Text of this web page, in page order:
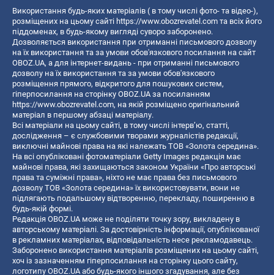
Використання будь-яких матеріалів ( в тому числі фото- та відео-),
розміщених на цьому сайті https://www.obozrevatel.com та всіх його
піддоменах, в будь-якому вигляді суворо заборонено.
Дозволяється використання при отриманні письмового дозволу
на їх використання та за умови обов'язкового посилання на сайт
OBOZ.UA, а для інтернет-видань - при отриманні письмового
дозволу на їх використання та за умови обов'язкового
розміщення прямого, відкритого для пошукових систем,
гіперпосилання на сторінку OBOZ.UA за посиланням
https://www.obozrevatel.com, на якій розміщено оригінальний
матеріал в першому абзаці матеріалу.
Всі матеріали на цьому сайті, в тому числі інтерв’ю, статті,
дослідження – є службовими творами журналістів редакції,
виключні майнові права на які належать ТОВ «Золота середина».
На всі опубліковані фотоматеріали Getty Images редакція має
майнові права, які захищаються законом України «Про авторські
права та суміжні права», ніхто не має права без письмового
дозволу ТОВ «Золота середина» їх використовувати, вони не
підлягають подальшому відтворенню, перекладу, поширенню в
будь-якій формі.
Редакція OBOZ.UA може не поділяти точку зору, викладену в
авторському матеріалі. За достовірність інформації, опублікованої
в рекламних матеріалах, відповідальність несе рекламодавець.
Заборонено використання матеріалів розміщених на цьому сайті,
хоч із зазначенням гіперпосилання на сторінку цього сайту,
логотипу OBOZ.UA або будь-якого іншого згадування, але без